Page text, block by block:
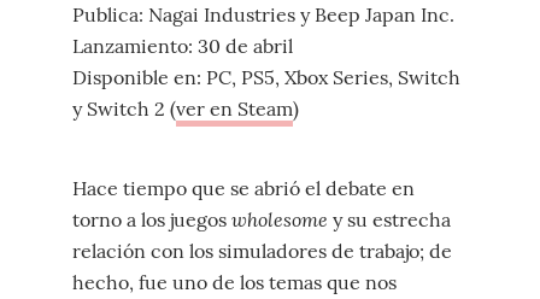
Publica: Nagai Industries y Beep Japan Inc.
Lanzamiento: 30 de abril
Disponible en: PC, PS5, Xbox Series, Switch
y Switch 2 (ver en Steam)
Hace tiempo que se abrió el debate en
torno a los juegos wholesome y su estrecha
relación con los simuladores de trabajo; de
hecho, fue uno de los temas que nos